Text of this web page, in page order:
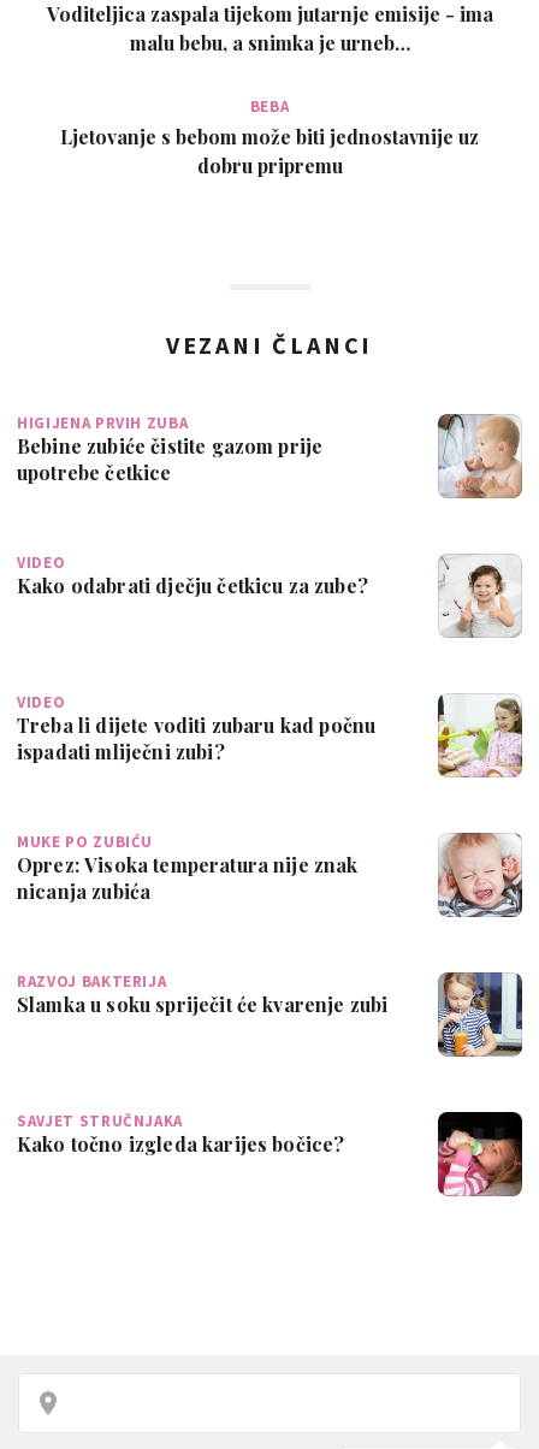
Voditeljica zaspala tijekom jutarnje emisije - ima
malu bebu, a snimka je urneb…
BEBA
Ljetovanje s bebom može biti jednostavnije uz
dobru pripremu
VEZANI ČLANCI
HIGIJENA PRVIH ZUBA
Bebine zubiće čistite gazom prije
upotrebe četkice
VIDEO
Kako odabrati dječju četkicu za zube?
VIDEO
Treba li dijete voditi zubaru kad počnu
ispadati mliječni zubi?
MUKE PO ZUBIĆU
Oprez: Visoka temperatura nije znak
nicanja zubića
RAZVOJ BAKTERIJA
Slamka u soku spriječit će kvarenje zubi
SAVJET STRUČNJAKA
Kako točno izgleda karijes bočice?